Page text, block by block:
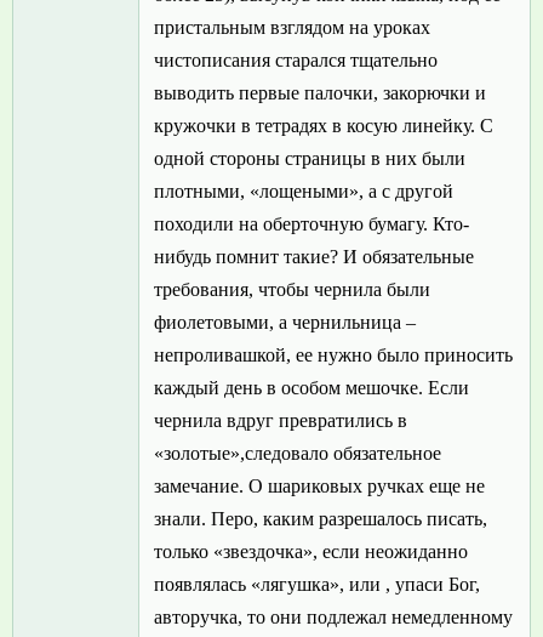
пристальным взглядом на уроках
чистописания старался тщательно
выводить первые палочки, закорючки и
кружочки в тетрадях в косую линейку. С
одной стороны страницы в них были
плотными, «лощеными», а с другой
походили на оберточную бумагу. Кто-
нибудь помнит такие? И обязательные
требования, чтобы чернила были
фиолетовыми, а чернильница –
непроливашкой, ее нужно было приносить
каждый день в особом мешочке. Если
чернила вдруг превратились в
«золотые»,следовало обязательное
замечание. О шариковых ручках еще не
знали. Перо, каким разрешалось писать,
только «звездочка», если неожиданно
появлялась «лягушка», или , упаси Бог,
авторучка, то они подлежал немедленному